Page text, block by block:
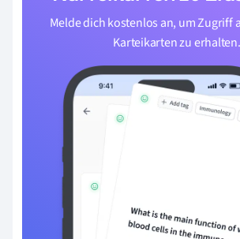
Melde dich kostenlos an, um Zugriff
Karteikarten zu erhalten.